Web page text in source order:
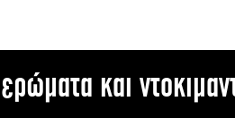
και